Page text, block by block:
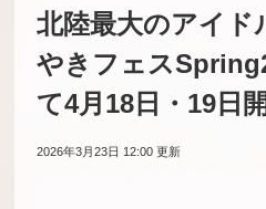
北陸最大のアイド
やきフェス
て4月18日・19日
2026年3月23日 12:00 更新